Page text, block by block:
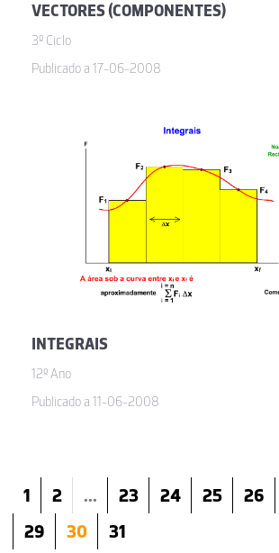
VECTORES (COMPONENTES)
3º Ciclo
Publicado a 17-06-2008
INTEGRAIS
12º Ano
Publicado a 11-06-2008
1 2 ... 23 24 25 26
29
30 31